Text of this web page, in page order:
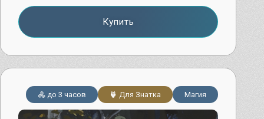
Купить
до 3 часов Для Знатка Магия